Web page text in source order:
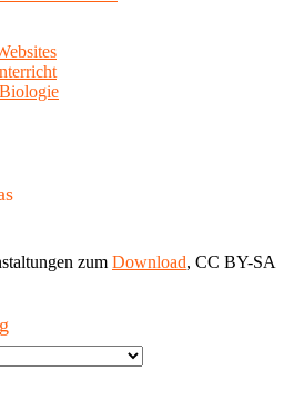
zum Download, CC BY-SA